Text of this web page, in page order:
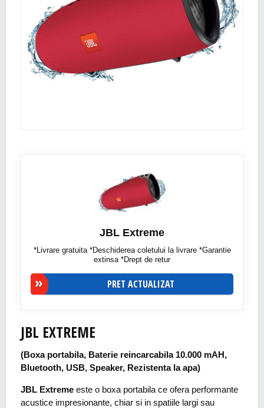
JBL Extreme
*Livrare gratuita *Deschiderea coletului la livrare *Garantie
extinsa *Drept de retur
PRET ACTUALIZAT
JBL EXTREME
(Boxa portabila, Baterie reincarcabila 10.000 mAH,
Bluetooth, USB, Speaker, Rezistenta la apa)
JBL Extreme este o boxa portabila ce ofera performante
acustice impresionante, chiar si in spatiile largi sau